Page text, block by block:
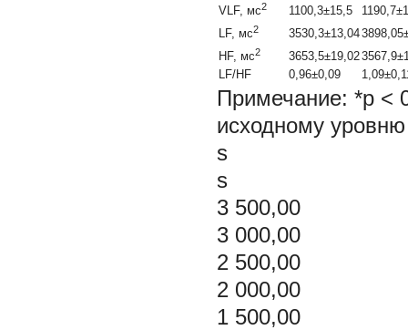
VLF, мс2 1100,3±15,5
LF, мс2 3530,3±13,04
HF, мс2 3653,5±19,02
LF/HF
0,96±0,09
Примечание: *p <
исходному уровню
s
s
3 500,00
3 000,00
2 500,00
2 000,00
1 500,00